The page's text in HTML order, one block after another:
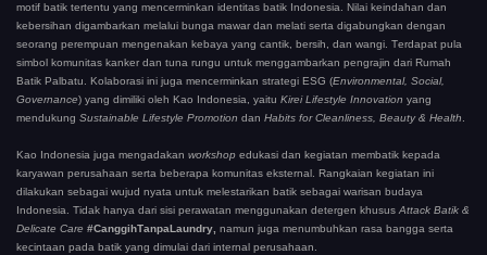
motif batik tertentu yang mencerminkan identitas batik Indonesia. Nilai keindahan dan
kebersihan digambarkan melalui bunga mawar dan melati serta digabungkan dengan
seorang perempuan mengenakan kebaya yang cantik, bersih, dan wangi. Terdapat pula
simbol komunitas kanker dan tuna rungu untuk menggambarkan pengrajin dari Rumah
Batik Palbatu. Kolaborasi ini juga mencerminkan strategi ESG (Environmental, Social,
Governance) yang dimiliki oleh Kao Indonesia, yaitu Kirei Lifestyle Innovation yang
mendukung Sustainable Lifestyle Promotion dan Habits for Cleanliness, Beauty & Health.
Kao Indonesia juga mengadakan workshop edukasi dan kegiatan membatik kepada
karyawan perusahaan serta beberapa komunitas eksternal. Rangkaian kegiatan ini
dilakukan sebagai wujud nyata untuk melestarikan batik sebagai warisan budaya
Indonesia. Tidak hanya dari sisi perawatan menggunakan detergen khususAttack Batik &
Delicate Care #CanggihTanpaLaundry, namun juga menumbuhkan rasa bangga serta
kecintaan pada batik yang dimulai dari internal perusahaan.